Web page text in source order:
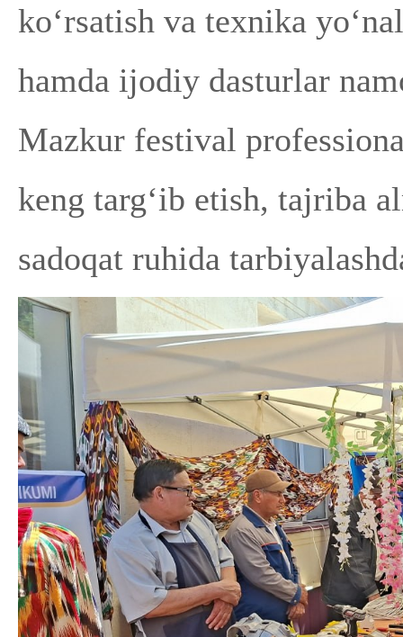
ko‘rsatish va texnika
hamda ijodiy dasturlar
Mazkur festival
keng targ‘ib etish, tajriba
sadoqat ruhida